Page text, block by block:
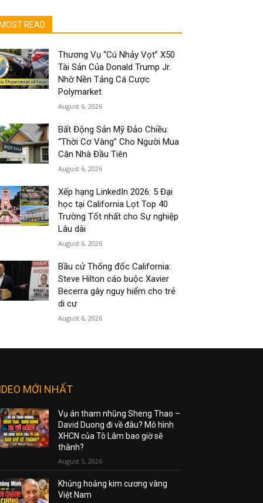
MOST READ
Thương Vụ “Cú Nhảy Vọt” X50
Tài Sản Của Donald Trump Jr.
Nhờ Nền Tảng Cá Cược
Polymarket
August 6, 2026
Bất Động Sản Mỹ Đảo Chiều:
“Thời Cơ Vàng” Cho Người Mua
Căn Nhà Đầu Tiên
August 6, 2026
Xếp hạng LinkedIn 2026: 5 Đại
học tại California Lọt Top 40
Trường Tốt nhất cho Sự nghiệp
Lâu dài
August 6, 2026
Bầu cử Thống đốc California:
Steve Hilton cáo buộc Xavier
Becerra gây nguy hiểm cho trẻ
di cư
August 6, 2026
MỚI NHẤT
Vụ án tham nhũng Sheng Thao –
David Duong đi về đâu? Mô hình
XHCN của Tô Lâm bao giờ sẽ
thành?
August 5, 2026
Khủng hoảng kim cương vàng
Việt Nam